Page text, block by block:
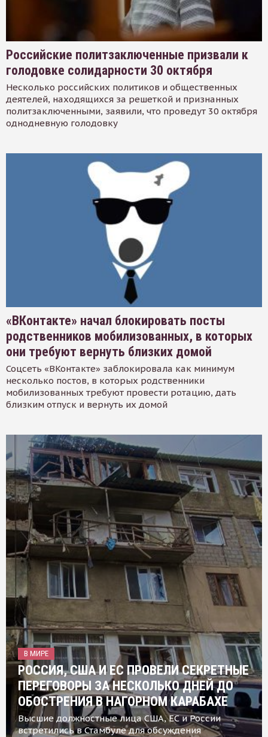
Российские политзаключенные призвали к
голодовке солидарности 30 октября
Несколько российских политиков и общественных
деятелей, находящихся за решеткой и признанных
политзаключенными, заявили, что проведут 30 октября
однодневную голодовку
«ВКонтакте» начал блокировать посты
родственников мобилизованных, в которых
они требуют вернуть близких домой
Соцсеть «ВКонтакте» заблокировала как минимум
несколько постов, в которых родственники
мобилизованных требуют провести ротацию, дать
близким отпуск и вернуть их домой
В МИРЕ
РОССИЯ, США И ЕС ПРОВЕЛИ СЕКРЕТНЫЕ
ПЕРЕГОВОРЫ ЗА НЕСКОЛЬКО ДНЕЙ ДО
ОБОСТРЕНИЯ В НАГОРНОМ КАРАБАХЕ
Высшие должностные лица США, ЕС и России
встретились в Стамбуле для обсуждения